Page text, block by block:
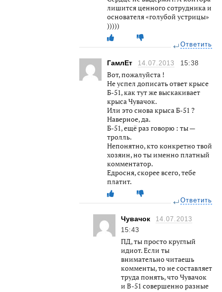
лишится ценного сотрудника и
основателя «голубой устрицы»
)))))
Ответить
ГамлЕт 14.07.2013 15:38
Вот, пожалуйста !
Не успел дописать ответ крысе
Б-51, как тут же выскакивает
крыса Чувачок.
Или это снова крыса Б-51 ?
Наверное, да.
Б-51, ещё раз говорю : ты —
тролль.
Непонятно, кто конкретно твой
хозяин, но ты именно платный
комментатор.
Едросня, скорее всего, тебе
платит.
Ответить
Чувачок
14.07.2013
15:43
ПД, ты просто круглый
идиот. Если ты
внимательно читаешь
комменты, то не составляет
труда понять, что Чувачок
и В-51 совершенно разные